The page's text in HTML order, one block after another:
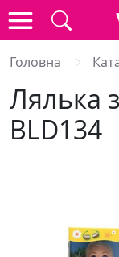
Головна
Лялька
BLD134